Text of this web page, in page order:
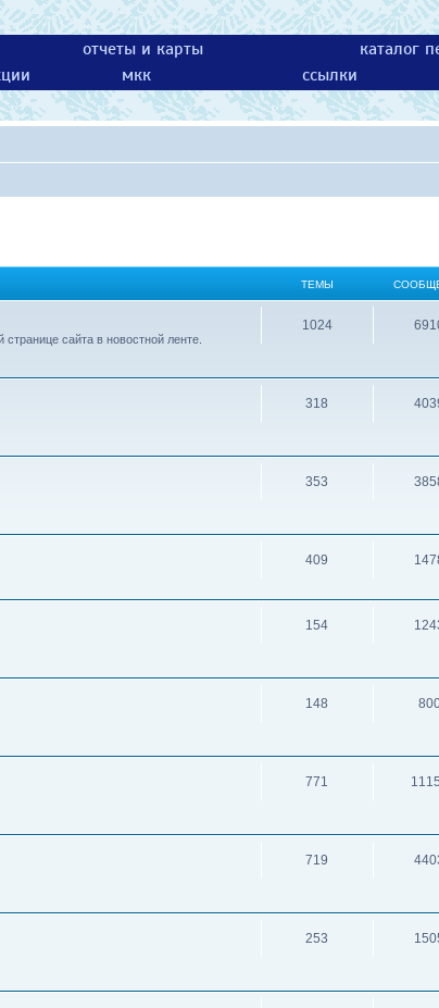
отчеты и карты каталог
мкк ссылки
ТЕМЫ
сайта в новостной ленте.
1024
318
353
409
154
148
771
719
253